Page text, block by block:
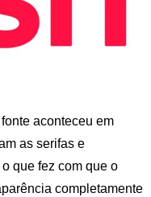
aconteceu em
as serifas e
que fez com que o
completamente